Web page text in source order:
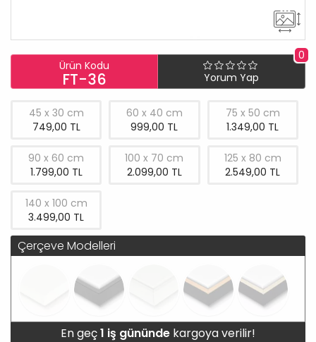
Ürün Kodu
FT-36
0
Yorum Yap
45 x 30 cm
749,00 TL
60 x 40 cm
999,00 TL
75 x 50 cm
1.349,00 TL
90 x 60 cm
1.799,00 TL
100 x 70 cm
2.099,00 TL
125 x 80 cm
2.549,00 TL
140 x 100 cm
3.499,00 TL
Çerçeve Modelleri
En geç1 iş gününde kargoya verilir!